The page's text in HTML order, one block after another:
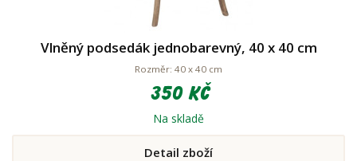
Vlněný podsedák jednobarevný, 40 x 40 cm
Rozměr: 40 x 40 cm
350 Kč
Na skladě
Detail zboží